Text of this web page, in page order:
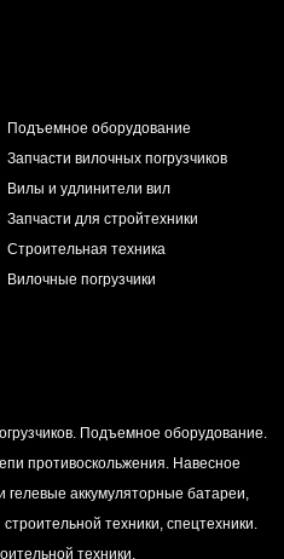
Подъемное оборудование
Запчасти вилочных погрузчиков
Вилы и удлинители вил
Запчасти для стройтехники
Строительная техника
Вилочные погрузчики
Подъемное оборудование.
противоскольжения. Навесное
гелевые аккумуляторные батареи,
техники, спецтехники.
техники.